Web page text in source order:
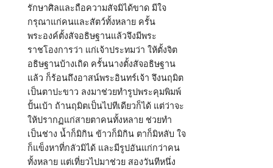
รักษาศิลและถือความสัจมิได้ขาด มีใจ
กรุณาแก่คนและสัตว์ทั้งหลาย ครั้น
พระองค์ตั้งสัจอธิษฐานแล้วจึงมีพระ
ราชโองการว่า แก่เจ้าประทมว่า ให้ตั้งจิต
อธิษฐานบ้างเถิด ครั้นนางตั้งสัจอธิษฐาน
แล้ว ก็ร้อนถึงอาสน์พระอินทร์เจ้า จึงนฤมิต
เป็นตาปะขาว ลงมาช่วยทำรูปพระคุมพิมพ์
ปั้นเบ้า ถ้านฤมิตเป็นไปทีเดียวก็ได้ แต่ว่าจะ
ให้ปรากฏแก่สายตาคนทั้งหลาย ช่วยทำ
เป็นช่าง น้ำก็มิกิน ข้าวก็มิกิน ตาก็มิหลับ ใจ
ก็แข็งหาที่กลัวมิได้ และมีรูปอันแก่กว่าคน
ทั้งหลาย แต่เที่ยวไปมาช่วย สองวันทีหนึ่ง